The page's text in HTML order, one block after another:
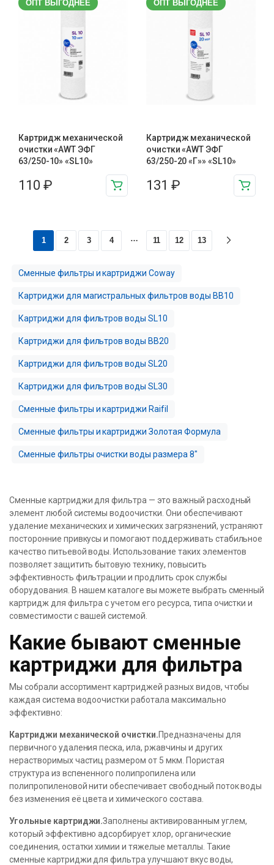
ОПТ ВЫГОДНЕЕ
Картридж механической
очистки «AWT ЭФГ
63/250-10» «SL10»
110 ₽
ОПТ ВЫГОДНЕЕ
Картридж механической
очистки «AWT ЭФГ
63/250-20 «Г»» «SL10»
131 ₽
1 2 3 4 … 11 12 13
Сменные фильтры и картриджи Coway
Картриджи для магистральных фильтров воды BB10
Картриджи для фильтров воды SL10
Картриджи для фильтров воды BB20
Картриджи для фильтров воды SL20
Картриджи для фильтров воды SL30
Сменные фильтры и картриджи Raifil
Сменные фильтры и картриджи Золотая Формула
Сменные фильтры очистки воды размера 8″
Сменные картриджи для фильтра — это важный расходный
элемент любой системы водоочистки. Они обеспечивают
удаление механических и химических загрязнений, устраняют
посторонние привкусы и помогают поддерживать стабильное
качество питьевой воды. Использование таких элементов
позволяет защитить бытовую технику, повысить
эффективность фильтрации и продлить срок службы
оборудования. В нашем каталоге вы можете выбрать сменный
картридж для фильтра с учетом его ресурса, типа очистки и
совместимости с вашей системой.
Какие бывают сменные
картриджи для фильтра
Мы собрали ассортимент картриджей разных видов, чтобы
каждая система водоочистки работала максимально
эффективно:
Картриджи механической очистки.Предназначены для
первичного удаления песка, ила, ржавчины и других
нерастворимых частиц размером от 5 мкм. Пористая
структура из вспененного полипропилена или
полипропиленовой нити обеспечивает свободный поток воды
без изменения её цвета и химического состава.
Угольные картриджи.Заполнены активированным углем,
который эффективно адсорбирует хлор, органические
соединения, остатки химии и тяжелые металлы. Такие
сменные картриджи для фильтра улучшают вкус воды,